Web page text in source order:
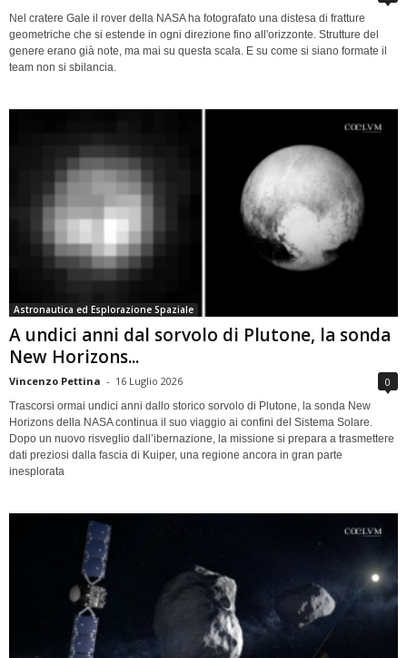
Nel cratere Gale il rover della NASA ha fotografato una distesa di fratture
geometriche che si estende in ogni direzione fino all'orizzonte. Strutture del
genere erano già note, ma mai su questa scala. E su come si siano formate il
team non si sbilancia.
Astronautica ed Esplorazione Spaziale
A undici anni dal sorvolo di Plutone, la sonda
New Horizons...
Vincenzo Pettina - 16 Luglio 2026 0
Trascorsi ormai undici anni dallo storico sorvolo di Plutone, la sonda New
Horizons della NASA continua il suo viaggio ai confini del Sistema Solare.
Dopo un nuovo risveglio dall’ibernazione, la missione si prepara a trasmettere
dati preziosi dalla fascia di Kuiper, una regione ancora in gran parte
inesplorata